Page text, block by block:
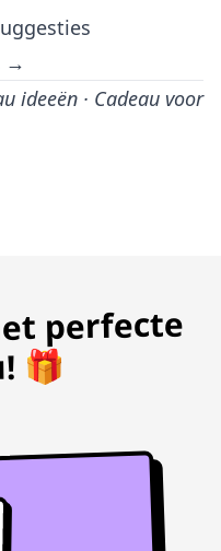
→
ideeën · Cadeau voor
perfecte
🎁